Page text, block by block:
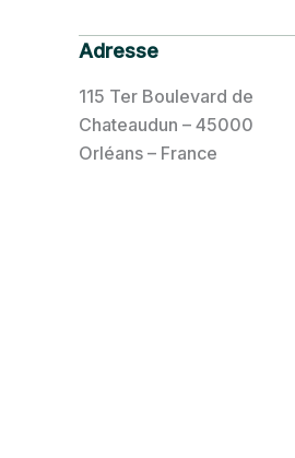
Adresse
115 Ter Boulevard de
Chateaudun – 45000
Orléans – France